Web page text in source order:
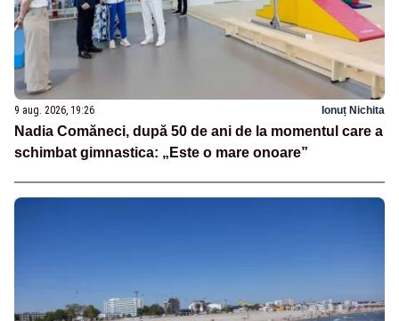
9 aug. 2026, 19:26 Ionuț Nichita
Nadia Comăneci, după 50 de ani de la momentul care a
schimbat gimnastica: „Este o mare onoare”